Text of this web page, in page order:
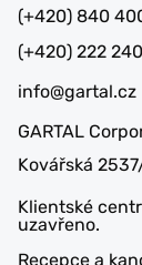
(+420) 840
(+420) 222
info@gartal.cz
GARTAL
Kovářská
Klientské
uzavřeno.
Recepce a